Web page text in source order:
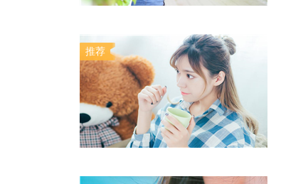
推荐